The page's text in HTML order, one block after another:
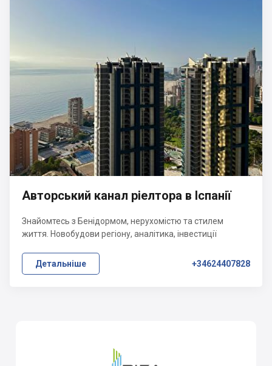
Авторський канал ріелтора в Іспанії
Знайомтесь з Бенідормом, нерухомістю та стилем
життя. Новобудови регіону, аналітика, інвестиції
Детальніше +34624407828